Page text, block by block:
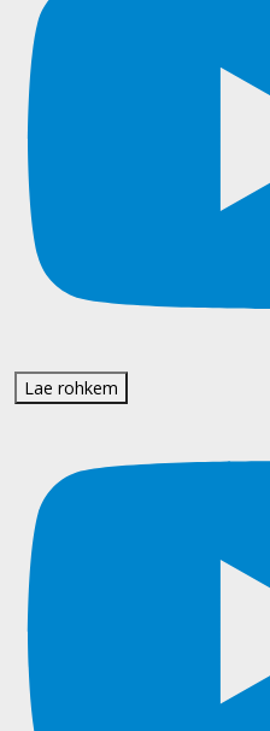
Lae rohkem